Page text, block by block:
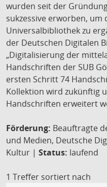
wurden seit der
sukzessive erworben, um
Universalbibliothek zu
der Deutschen Digitalen
„Digitalisierung der
Handschriften der SUB
ersten Schritt 74
Kollektion wird zukünftig
Handschriften erweitert
Förderung: Beauftragte
und Medien, Deutsche
Kultur | Status: laufend
1 Treffer sortiert nach